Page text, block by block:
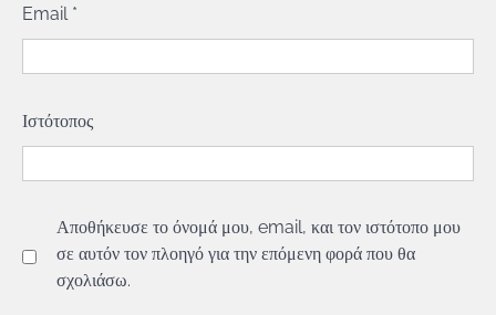
Email *
Ιστότοπος
Αποθήκευσε το όνομά μου, email, και τον ιστότοπο μου
σε αυτόν τον πλοηγό για την επόμενη φορά που θα
σχολιάσω.